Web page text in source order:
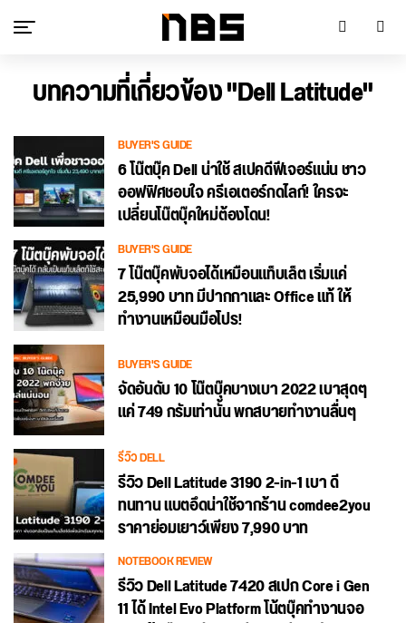
บทความที่เกี่ยวข้อง "Dell Latitude"
BUYER'S GUIDE
6 โน๊ตบุ๊ค Dell น่าใช้ สเปคดีฟีเจอร์แน่น ชาว
ออฟฟิศชอบใจ ครีเอเตอร์กดไลก์! ใครจะ
เปลี่ยนโน๊ตบุ๊คใหม่ต้องโดน!
BUYER'S GUIDE
7 โน๊ตบุ๊คพับจอได้เหมือนแท็บเล็ต เริ่มแค่
25,990 บาท มีปากกาและ Office แท้ ให้
ทำงานเหมือนมือโปร!
BUYER'S GUIDE
จัดอันดับ 10 โน๊ตบุ๊คบางเบา 2022 เบาสุดๆ
แค่ 749 กรัมเท่านั้น พกสบายทำงานลื่นๆ
รีวิว DELL
รีวิว Dell Latitude 3190 2-in-1 เบา ดี
ทนทาน แบตอึดน่าใช้จากร้าน comdee2you
ราคาย่อมเยาว์เพียง 7,990 บาท
NOTEBOOK REVIEW
รีวิว Dell Latitude 7420 สเปก Core i Gen
11 ได้ Intel Evo Platform โน้ตบุ๊คทำงานจอ